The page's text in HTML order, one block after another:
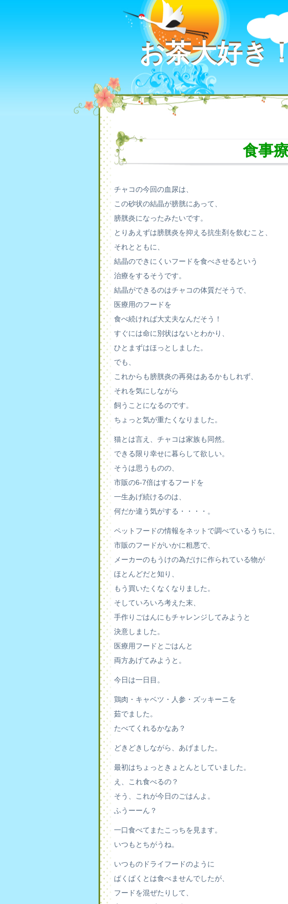
お茶大好き
お茶大好き
食事
チャコの今回の血尿は、
この砂状の結晶が膀胱にあって、
膀胱炎になったみたいです。
とりあえずは膀胱炎を抑える抗生剤を飲むこと、
それとともに、
結晶のできにくいフードを食べさせるという
治療をするそうです。
結晶ができるのはチャコの体質だそうで、
医療用のフードを
食べ続ければ大丈夫なんだそう！
すぐには命に別状はないとわかり、
ひとまずはほっとしました。
でも、
これからも膀胱炎の再発はあるかもしれず、
それを気にしながら
飼うことになるのです。
ちょっと気が重たくなりました。
猫とは言え、チャコは家族も同然。
できる限り幸せに暮らして欲しい。
そうは思うものの、
市販の6-7倍はするフードを
一生あげ続けるのは、
何だか違う気がする・・・・。
ペットフードの情報をネットで調べているうちに、
市販のフードがいかに粗悪で、
メーカーのもうけの為だけに作られている物が
ほとんどだと知り、
もう買いたくなくなりました。
そしていろいろ考えた末、
手作りごはんにもチャレンジしてみようと
決意しました。
医療用フードとごはんと
両方あげてみようと。
今日は一日目。
鶏肉・キャベツ・人参・ズッキーニを
茹でました。
たべてくれるかなあ？
どきどきしながら、あげました。
最初はちょっときょとんとしていました。
え、これ食べるの？
そう、これが今日のごはんよ。
ふうーーん？
一口食べてまたこっちを見ます。
いつもとちがうね。
いつものドライフードのように
ぱくぱくとは食べませんでしたが、
フードを混ぜたりして、